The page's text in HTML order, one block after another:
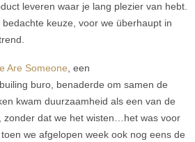
leveren waar je lang plezier van hebt.
keuze, voor we überhaupt in
Are Someone, een
buro, benaderde om samen de
kwam duurzaamheid als een van de
zonder dat we het wisten…het was voor
we afgelopen week ook nog eens de